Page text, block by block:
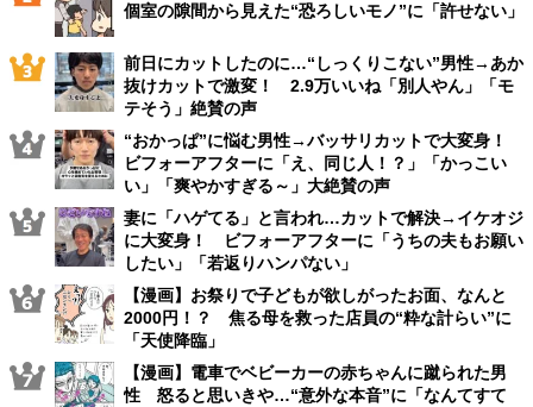
個室の隙間から見えた“恐ろしいモノ”に「許せない」
前日にカットしたのに…“しっくりこない”男性→あか
抜けカットで激変！ 2.9万いいね「別人やん」「モ
テそう」絶賛の声
“おかっぱ”に悩む男性→バッサリカットで大変身！
ビフォーアフターに「え、同じ人！？」「かっこい
い」「爽やかすぎる～」大絶賛の声
妻に「ハゲてる」と言われ…カットで解決→イケオジ
に大変身！ ビフォーアフターに「うちの夫もお願い
したい」「若返りハンパない」
【漫画】お祭りで子どもが欲しがったお面、なんと
2000円！？ 焦る母を救った店員の“粋な計らい”に
「天使降臨」
【漫画】電車でベビーカーの赤ちゃんに蹴られた男
性 怒ると思いきや…“意外な本音”に「なんてすて